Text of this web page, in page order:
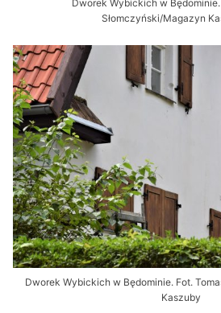
Dworek Wybickich w
Słomczyński/Magazyn
Dworek Wybickich w Będominie. Fot.
Kaszuby